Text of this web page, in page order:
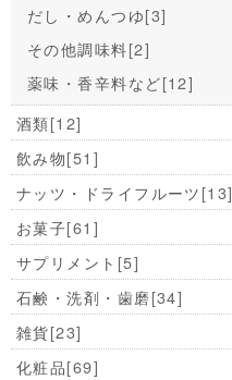
だし・めんつゆ[3]
その他調味料[2]
薬味・香辛料など[12]
酒類[12]
飲み物[51]
ナッツ・ドライフルーツ[13]
お菓子[61]
サプリメント [5]
石鹸・洗剤・歯磨[34]
雑貨[23]
化粧品[69]